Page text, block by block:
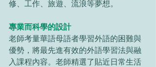
修、工作、旅遊、流浪等夢想。
專業而科學的設計
老師考量華語母語者學習外語的困難與
優勢，將最先進有效的外語學習法與融
入課程內容。老師精選了貼近日常生活